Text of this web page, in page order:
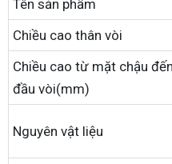
Tên sản phẩm
Chiều cao thân vòi
Chiều cao từ mặt chậu đến
đầu vòi(mm)
Nguyên vật liệu